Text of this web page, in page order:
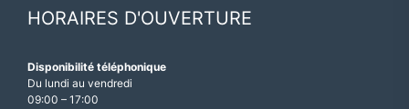
HORAIRES D'OUVERTURE
Disponibilité téléphonique
Du lundi au vendredi
09:00 – 17:00